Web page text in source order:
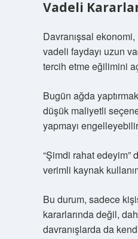
Vadeli
Davranışsal ekonomi,
vadeli faydayı uzun
tercih etme eğilimini
Bugün ağda
düşük maliyetli
yapmayı
“Şimdi rahat edeyim”
verimli kaynak
Bu durum, sadece
kararlarında değil,
davranışlarda da